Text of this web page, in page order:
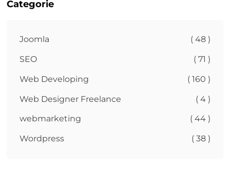
Categorie
Joomla ( 48 )
SEO ( 71 )
Web Developing ( 160 )
Web Designer Freelance ( 4 )
webmarketing ( 44 )
Wordpress ( 38 )